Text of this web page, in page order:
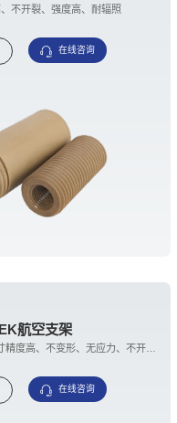
不开裂、强度高、耐辐照
在线咨询
航空支架
在线咨询